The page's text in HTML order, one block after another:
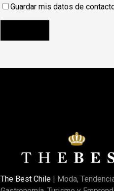
Guardar mis datos de
The Best Chile | Moda,